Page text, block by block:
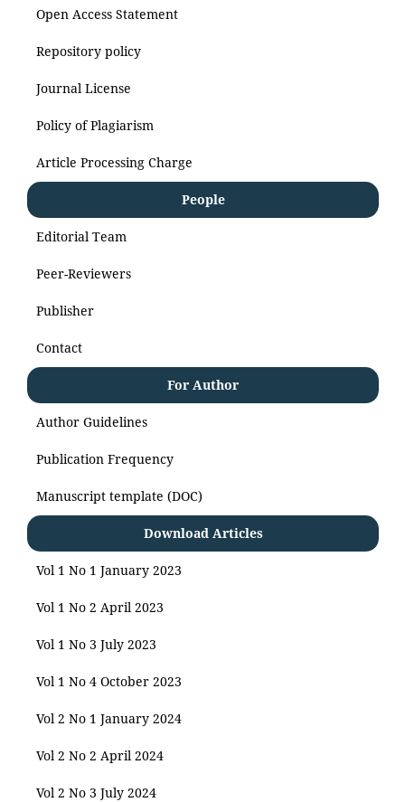
Open Access Statement
Repository policy
Journal License
Policy of Plagiarism
Article Processing Charge
People
Editorial Team
Peer-Reviewers
Publisher
Contact
For Author
Author Guidelines
Publication Frequency
Manuscript template (DOC)
Download Articles
Vol 1 No 1 January 2023
Vol 1 No 2 April 2023
Vol 1 No 3 July 2023
Vol 1 No 4 October 2023
Vol 2 No 1 January 2024
Vol 2 No 2 April 2024
Vol 2 No 3 July 2024